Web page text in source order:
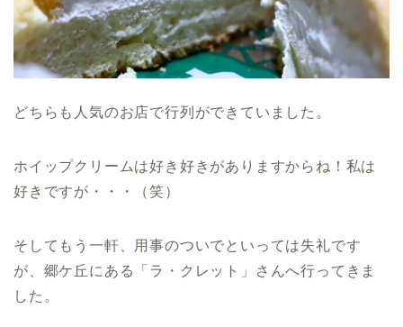
どちらも人気のお店で行列ができていました。
ホイップクリームは好き好きがありますからね！私は
好きですが・・・（笑）
そしてもう一軒、用事のついでといっては失礼です
が、郷ケ丘にある「ラ・クレット」さんへ行ってきま
した。